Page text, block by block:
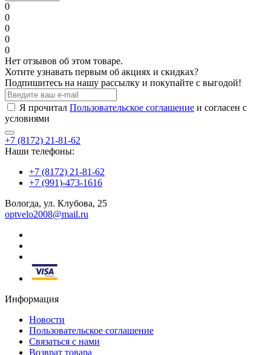
0
0
0
0
0
Нет отзывов об этом товаре.
Хотите узнавать первым об акциях и скидках?
Подпишитесь на нашу рассылку и покупайте с выгодой!
Я прочитал Пользовательское соглашение и согласен с
условиями
+7 (8172) 21-81-62
Наши телефоны:
+7 (8172) 21-81-62
+7 (991)-473-1616
Вологда, ул. Клубова, 25
optvelo2008@mail.ru
Информация
Новости
Пользовательское соглашение
Связаться с нами
Возврат товара